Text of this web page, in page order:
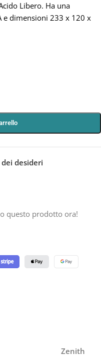
Libero. Ha una
e dimensioni 233 x 120 x
desideri
questo prodotto ora!
Zenith